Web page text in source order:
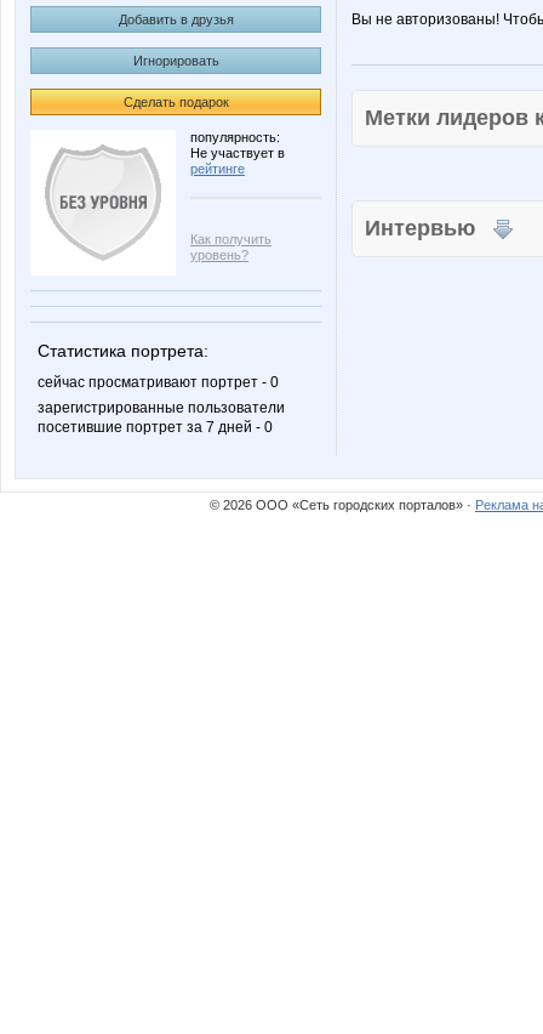
Добавить в друзья
Игнорировать
Сделать подарок
популярность:
Не участвует в
рейтинге
Как получить
уровень?
Статистика портрета:
сейчас просматривают портрет - 0
зарегистрированные пользователи
посетившие портрет за 7 дней - 0
Вы не авторизованы!
Метки
Интервью
© 2026 ООО «Сеть городских порталов» · Реклама